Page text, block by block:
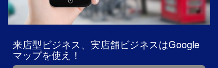
来店型ビジネス、実店舗ビジネスはGoogle
マップを使え！